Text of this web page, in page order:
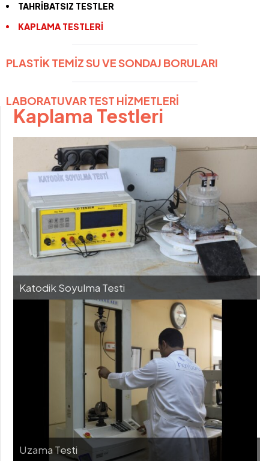
TAHRİBATSIZ TESTLER
KAPLAMA TESTLERİ
PLASTİK TEMİZ SU VE SONDAJ BORULARI
LABORATUVAR TEST HİZMETLERİ
Kaplama Testleri
Katodik Soyulma Testi
Uzama Testi